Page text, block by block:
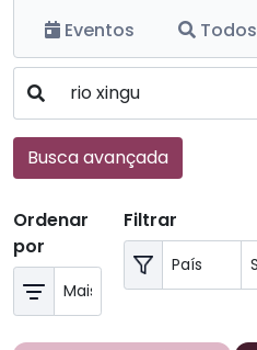
Eventos
Todos
Busca avançada
Ordenar
por
Filtrar